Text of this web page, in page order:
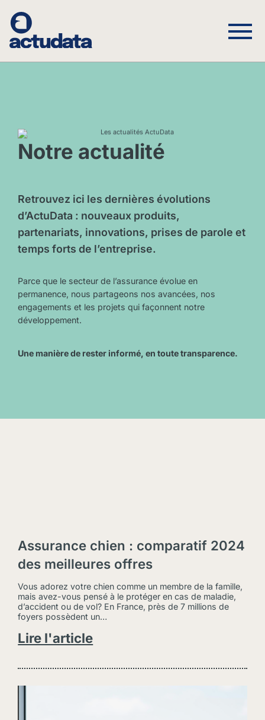
Notre actualité
Retrouvez ici les dernières évolutions
d’ActuData : nouveaux produits,
partenariats, innovations, prises de parole et
temps forts de l’entreprise.
Parce que le secteur de l’assurance évolue en
permanence, nous partageons nos avancées, nos
engagements et les projets qui façonnent notre
développement.
Une manière de rester informé, en toute transparence.
Assurance chien : comparatif 2024
des meilleures offres
Vous adorez votre chien comme un membre de la famille,
mais avez-vous pensé à le protéger en cas de maladie,
d’accident ou de vol? En France, près de 7 millions de
foyers possèdent un…
Lire l'article